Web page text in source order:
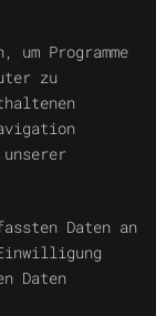
Programme
zu
Daten an
Daten